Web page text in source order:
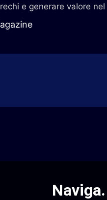
e generare valore
Naviga.